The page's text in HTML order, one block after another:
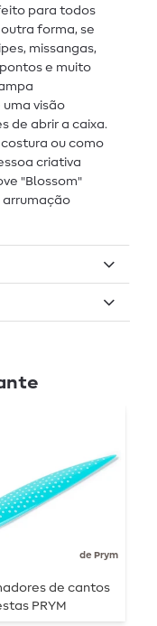
para todos
forma, se
missangas,
e muito
visão
de abrir a caixa.
ou como
criativa
"Blossom"
arrumação
de Prym
de cantos
PRYM